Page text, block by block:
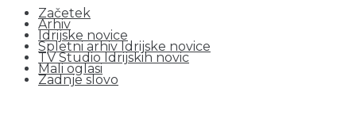
Začetek
Arhiv
Idrijske novice
Spletni arhiv Idrijske novice
TV Studio Idrijskih novic
Mali oglasi
Zadnje slovo